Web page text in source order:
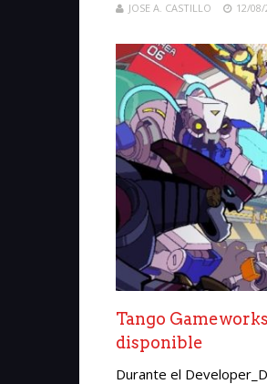
JOSE A. CASTILLO 12/
Tango
disponible
Durante el